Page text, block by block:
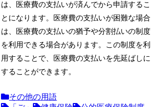
は、医療費の支払いが済んでから申請するこ
とになります。医療費の支払いが困難な場合
は、医療費の支払いの猶予や分割払いの制度
を利用できる場合があります。この制度を利
用することで、医療費の支払いを先延ばしに
することができます。
その他の用語